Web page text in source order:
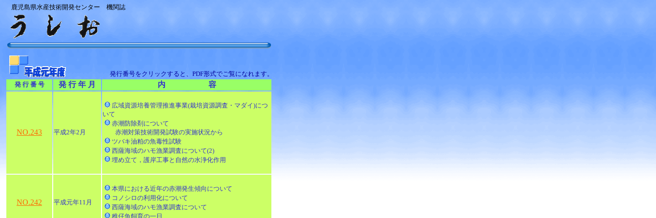
発 行 番 号 発 行 年 月 内 容
NO.243 平成2年2月
広域資源培養管理推進事業(栽培資源調査・マダイ)につ
いて
赤潮防除剤について
赤潮対策技術開発試験の実施状況から
ツバキ油粕の魚毒性試験
西薩海域のハモ漁業調査について(2)
埋め立て，護岸工事と自然の水浄化作用
NO.242 平成元年11月
本県における近年の赤潮発生傾向について
コノシロの利用化について
西薩海域のハモ漁業調査について
稚仔魚飼育の一日
鹿児島県水産技術開発センター 機関誌
発行番号をクリックすると、PDF形式でご覧になれます。